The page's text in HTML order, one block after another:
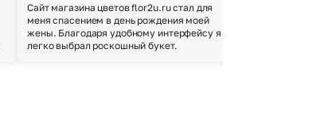
Сайт магазина цветов flor2u.ru стал для
меня спасением в день рождения моей
жены. Благодаря удобному интерфейсу я
легко выбрал роскошный букет.